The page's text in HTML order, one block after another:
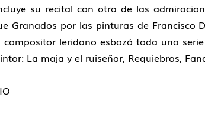
su recital con otra de las
Granados por las pinturas de Francisco
compositor leridano esbozó toda una
La maja y el ruiseñor, Requiebros,